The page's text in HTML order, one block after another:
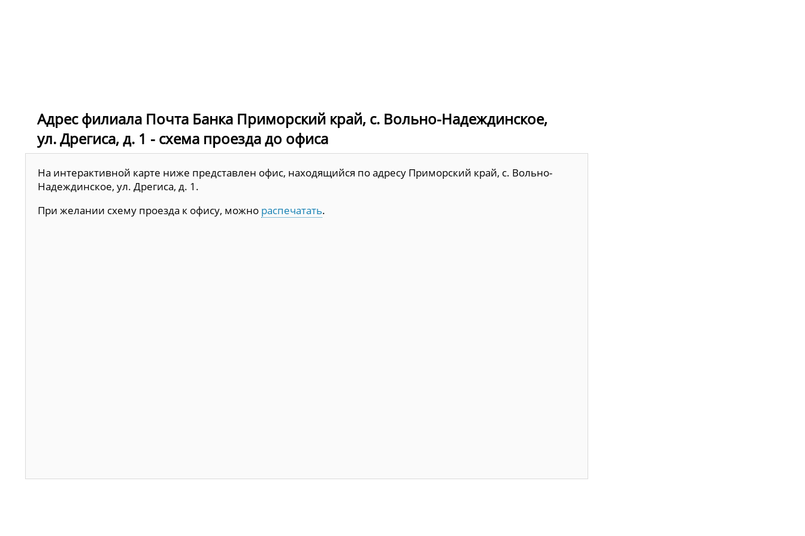
Адрес филиала Почта Банка Приморский край, с. Вольно-Надеждинское,
ул. Дрегиса, д. 1 - схема проезда до офиса
На интерактивной карте ниже представлен офис, находящийся по адресу Приморский край, с. Вольно-
Надеждинское, ул. Дрегиса, д. 1.
При желании схему проезда к офису, можно распечатать.